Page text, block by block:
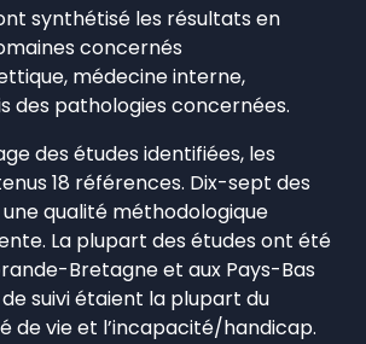
synthétisé les résultats en
concernés
médecine interne,
des pathologies concernées.
des études identifiées, les
18 références. Dix-sept des
une qualité méthodologique
La plupart des études ont été
Bretagne et aux Pays-Bas
suivi étaient la plupart du
de vie et l’incapacité/handicap.